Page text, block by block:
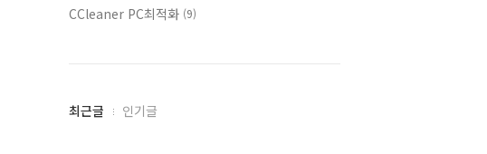
CCleaner PC최적화 (9)
최
최근글 인기글